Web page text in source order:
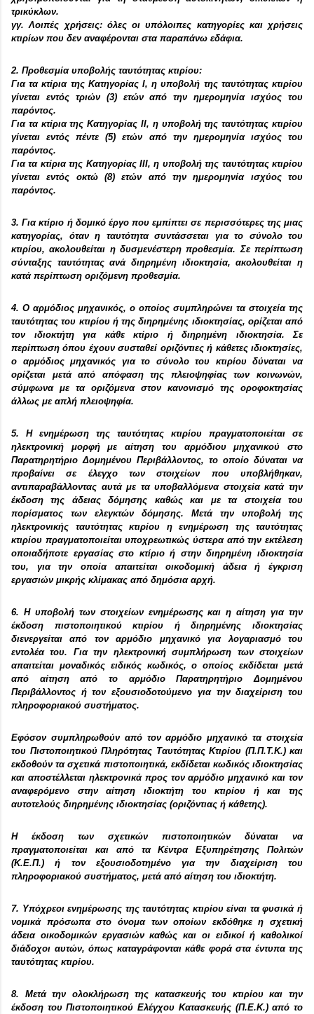
τρικύκλων.
γγ. Λοιπές χρήσεις: όλες οι υπόλοιπες κατηγορίες και χρήσεις
κτιρίων που δεν αναφέρονται στα παραπάνω εδάφια.
2. Προθεσμία υποβολής ταυτότητας κτιρίου:
Για τα κτίρια της Κατηγορίας Ι, η υποβολή της ταυτότητας κτιρίου
γίνεται εντός τριών (3) ετών από την ημερομηνία ισχύος του
παρόντος.
Για τα κτίρια της Κατηγορίας ΙΙ, η υποβολή της ταυτότητας κτιρίου
γίνεται εντός πέντε (5) ετών από την ημερομηνία ισχύος του
παρόντος.
Για τα κτίρια της Κατηγορίας ΙΙΙ, η υποβολή της ταυτότητας κτιρίου
γίνεται εντός οκτώ (8) ετών από την ημερομηνία ισχύος του
παρόντος.
3. Για κτίριο ή δομικό έργο που εμπίπτει σε περισσότερες της μιας
κατηγορίας, όταν η ταυτότητα συντάσσεται για το σύνολο του
κτιρίου, ακολουθείται η δυσμενέστερη προθεσμία. Σε περίπτωση
σύνταξης ταυτότητας ανά διηρημένη ιδιοκτησία, ακολουθείται η
κατά περίπτωση οριζόμενη προθεσμία.
4. Ο αρμόδιος μηχανικός, ο οποίος συμπληρώνει τα στοιχεία της
ταυτότητας του κτιρίου ή της διηρημένης ιδιοκτησίας, ορίζεται από
τον ιδιοκτήτη για κάθε κτίριο ή διηρημένη ιδιοκτησία. Σε
περίπτωση όπου έχουν συσταθεί οριζόντιες ή κάθετες ιδιοκτησίες,
ο αρμόδιος μηχανικός για το σύνολο του κτιρίου δύναται να
ορίζεται μετά από απόφαση της πλειοψηφίας των κοινωνών,
σύμφωνα με τα οριζόμενα στον κανονισμό της οροφοκτησίας
άλλως με απλή πλειοψηφία.
5. Η ενημέρωση της ταυτότητας κτιρίου πραγματοποιείται σε
ηλεκτρονική μορφή με αίτηση του αρμόδιου μηχανικού στο
Παρατηρητήριο Δομημένου Περιβάλλοντος, το οποίο δύναται να
προβαίνει σε έλεγχο των στοιχείων που υποβλήθηκαν,
αντιπαραβάλλοντας αυτά με τα υποβαλλόμενα στοιχεία κατά την
έκδοση της άδειας δόμησης καθώς και με τα στοιχεία του
πορίσματος των ελεγκτών δόμησης. Μετά την υποβολή της
ηλεκτρονικής ταυτότητας κτιρίου η ενημέρωση της ταυτότητας
κτιρίου πραγματοποιείται υποχρεωτικώς ύστερα από την εκτέλεση
οποιαδήποτε εργασίας στο κτίριο ή στην διηρημένη ιδιοκτησία
του, για την οποία απαιτείται οικοδομική άδεια ή έγκριση
εργασιών μικρής κλίμακας από δημόσια αρχή.
6. Η υποβολή των στοιχείων ενημέρωσης και η αίτηση για την
έκδοση πιστοποιητικού κτιρίου ή διηρημένης ιδιοκτησίας
διενεργείται από τον αρμόδιο μηχανικό για λογαριασμό του
εντολέα του. Για την ηλεκτρονική συμπλήρωση των στοιχείων
απαιτείται μοναδικός ειδικός κωδικός, ο οποίος εκδίδεται μετά
από αίτηση από το αρμόδιο Παρατηρητήριο Δομημένου
Περιβάλλοντος ή τον εξουσιοδοτούμενο για την διαχείριση του
πληροφοριακού συστήματος.
Εφόσον συμπληρωθούν από τον αρμόδιο μηχανικό τα στοιχεία
του Πιστοποιητικού Πληρότητας Ταυτότητας Κτιρίου (Π.Π.Τ.Κ.) και
εκδοθούν τα σχετικά πιστοποιητικά, εκδίδεται κωδικός ιδιοκτησίας
και αποστέλλεται ηλεκτρονικά προς τον αρμόδιο μηχανικό και τον
αναφερόμενο στην αίτηση ιδιοκτήτη του κτιρίου ή και της
αυτοτελούς διηρημένης ιδιοκτησίας (οριζόντιας ή κάθετης).
Η έκδοση των σχετικών πιστοποιητικών δύναται να
πραγματοποιείται και από τα Κέντρα Εξυπηρέτησης Πολιτών
(Κ.Ε.Π.) ή τον εξουσιοδοτημένο για την διαχείριση του
πληροφοριακού συστήματος, μετά από αίτηση του ιδιοκτήτη.
7. Υπόχρεοι ενημέρωσης της ταυτότητας κτιρίου είναι τα φυσικά ή
νομικά πρόσωπα στο όνομα των οποίων εκδόθηκε η σχετική
άδεια οικοδομικών εργασιών καθώς και οι ειδικοί ή καθολικοί
διάδοχοι αυτών, όπως καταγράφονται κάθε φορά στα έντυπα της
ταυτότητας κτιρίου.
8. Μετά την ολοκλήρωση της κατασκευής του κτιρίου και την
έκδοση του Πιστοποιητικού Ελέγχου Κατασκευής (Π.Ε.Κ.) από το